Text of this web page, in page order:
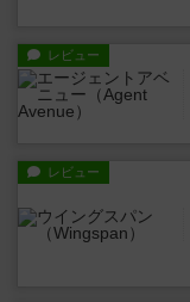
レビュー
レビュー